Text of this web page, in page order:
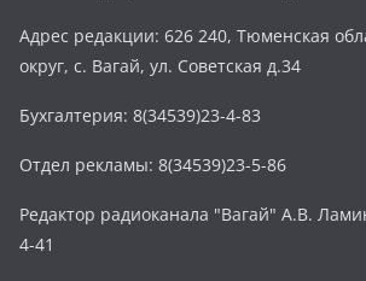
Адрес редакции: 626 240, Тюменская
округ, с. Вагай, ул. Советская д.34
Бухгалтерия: 8(34539)23-4-83
Отдел рекламы: 8(34539)23-5-86
Редактор радиоканала "Вагай" А.В.
4-41